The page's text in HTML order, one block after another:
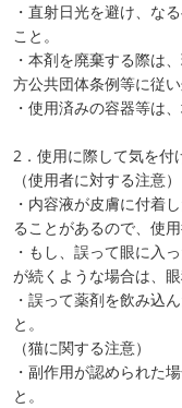
・直射日光を避け、な
こと。
・本剤を廃棄する際は
方公共団体条例等に従い
・使用済みの容器等は
2．使用に際して気を付
（使用者に対する注意）
・内容液が皮膚に付着
ることがあるので、使
・もし、誤って眼に入
が続くような場合は、
・誤って薬剤を飲み込
と。
（猫に関する注意）
・副作用が認められた
と。